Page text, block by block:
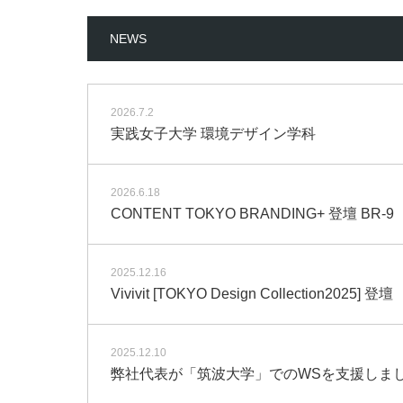
NEWS
2026.7.2
実践女子大学 環境デザイン学科
2026.6.18
CONTENT TOKYO BRANDING+ 登壇 BR-9
2025.12.16
Vivivit [TOKYO Design Collection2025] 登壇
2025.12.10
弊社代表が「筑波大学」でのWSを支援しま